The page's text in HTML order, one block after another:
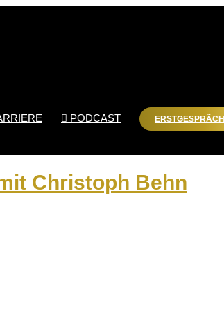
 PODCAST ERSTGESPRÄCH
Christoph Behn